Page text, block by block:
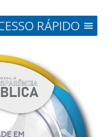
RÁPIDO